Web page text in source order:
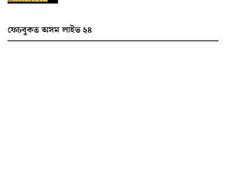
ফেচবুকত অসম লাইভ ২৪